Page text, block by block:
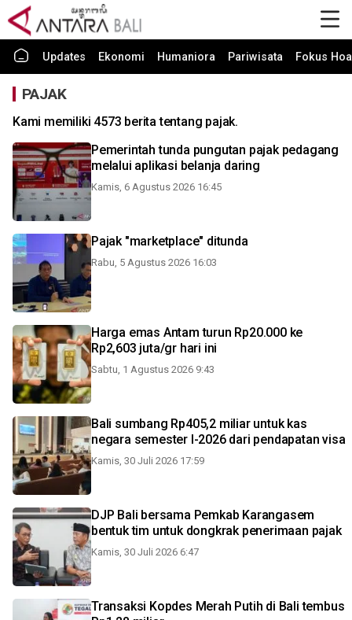
Updates Ekonomi Humaniora Pariwisata Fokus
PAJAK
Kami memiliki 4573 berita tentang pajak.
Pemerintah tunda pungutan pajak pedagang
melalui aplikasi belanja daring
Kamis, 6 Agustus 2026 16:45
Pajak "marketplace" ditunda
Rabu, 5 Agustus 2026 16:03
Harga emas Antam turun Rp20.000 ke
Rp2,603 juta/gr hari ini
Sabtu, 1 Agustus 2026 9:43
Bali sumbang Rp405,2 miliar untuk kas
negara semester I-2026 dari pendapatan visa
Kamis, 30 Juli 2026 17:59
DJP Bali bersama Pemkab Karangasem
bentuk tim untuk dongkrak penerimaan pajak
Kamis, 30 Juli 2026 6:47
Transaksi Kopdes Merah Putih di Bali tembus